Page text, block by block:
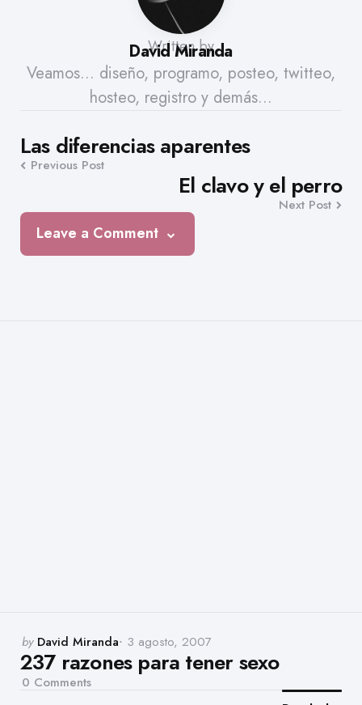
Written by
David Miranda
Veamos... diseño, programo, posteo, twitteo,
hosteo, registro y demás...
Post
navigation
Las diferencias aparentes
Previous Post
El clavo y el perro
Next Post
Leave a Comment
Posted
by
by David Miranda 3 agosto, 2007
237 razones para tener sexo
0 Comments